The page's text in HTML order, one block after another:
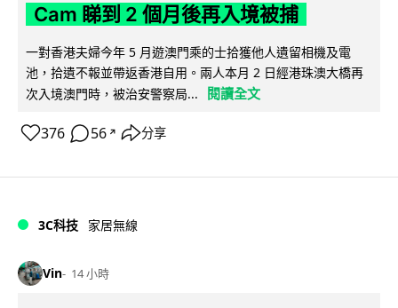
Cam 睇到 2 個月後再入境被捕
一對香港夫婦今年 5 月遊澳門乘的士拾獲他人遺留相機及電
池，拾遺不報並帶返香港自用。兩人本月 2 日經港珠澳大橋再
次入境澳門時，被治安警察局...
閱讀全文
376 56 ↗ 分享
3C科技 家居無線
Vin 14 小時